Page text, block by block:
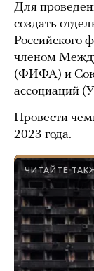
Для
создать
Российского
членом
(ФИФА) и
ассоциаций
Провести
2023 года.
ЧИТАЙТЕ